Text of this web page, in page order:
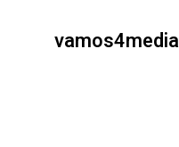
vamos4media